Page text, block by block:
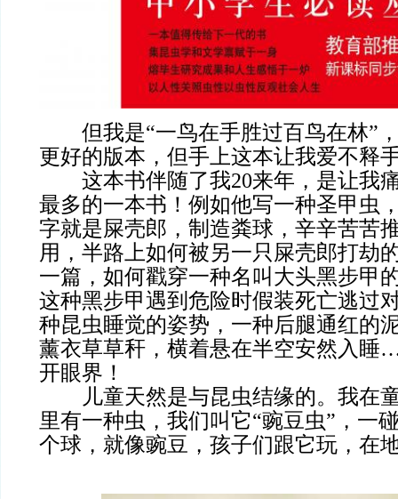
但我是“一鸟在手胜过百鸟在林”
更好的版本，但手上这本让我爱不释
这本书伴随了我20来年，是让我
最多的一本书！例如他写一种圣甲虫
字就是屎壳郎，制造粪球，辛辛苦苦
用，半路上如何被另一只屎壳郎打劫
一篇，如何戳穿一种名叫大头黑步
这种黑步甲遇到危险时假装死亡逃过
种昆虫睡觉的姿势，一种后腿通红的
薰衣草草秆，横着悬在半空安然入
开眼界！
儿童天然是与昆虫结缘的。我在
里有一种虫，我们叫它“豌豆虫”，一
个球，就像豌豆，孩子们跟它玩，在